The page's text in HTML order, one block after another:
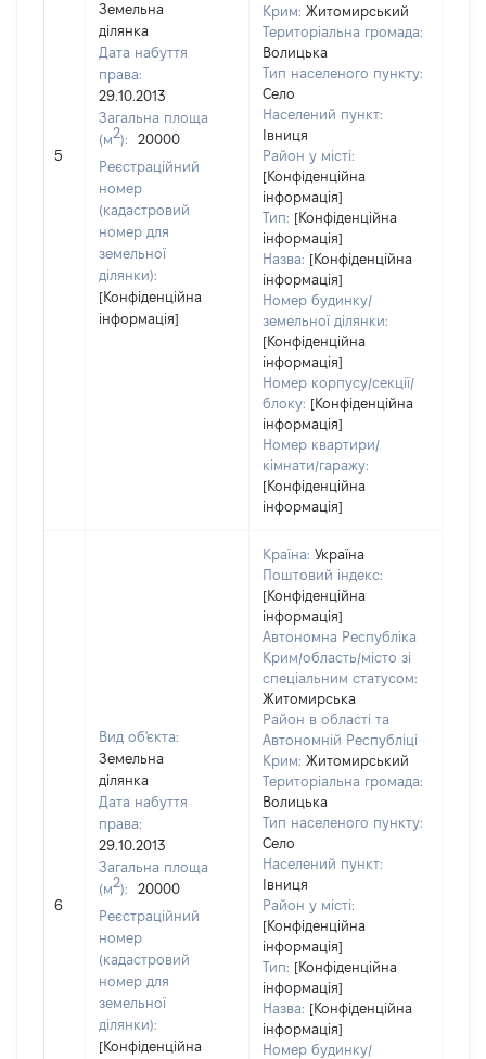
5
Земельна
ділянка
Дата набуття
права:
29.10.2013
Загальна площа
(м2):
20000
Реєстраційний
номер
(кадастровий
номер для
земельної
ділянки):
[Конфіденційна
інформація]
Крим: Житомирський
Територіальна громада:
Волицька
Тип населеного пункту:
Село
Населений пункт:
Івниця
Район у місті:
[Конфіденційна
інформація]
Тип: [Конфіденційна
інформація]
Назва: [Конфіденційна
інформація]
Номер будинку/
земельної ділянки:
[Конфіденційна
інформація]
Номер корпусу/секції/
блоку: [Конфіденційна
інформація]
Номер квартири/
кімнати/гаражу:
[Конфіденційна
інформація]
6
Вид об'єкта:
Земельна
ділянка
Дата набуття
права:
29.10.2013
Загальна площа
(м2):
20000
Реєстраційний
номер
(кадастровий
номер для
земельної
ділянки):
[Конфіденційна
Країна: Україна
Поштовий індекс:
[Конфіденційна
інформація]
Автономна Республіка
Крим/область/місто зі
спеціальним статусом:
Житомирська
Район в області та
Автономній Республіці
Крим: Житомирський
Територіальна громада:
Волицька
Тип населеного пункту:
Село
Населений пункт:
Івниця
Район у місті:
[Конфіденційна
інформація]
Тип: [Конфіденційна
інформація]
Назва: [Конфіденційна
інформація]
Номер будинку/